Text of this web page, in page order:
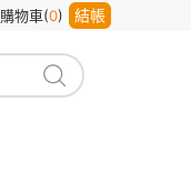
購物車(0) 結帳